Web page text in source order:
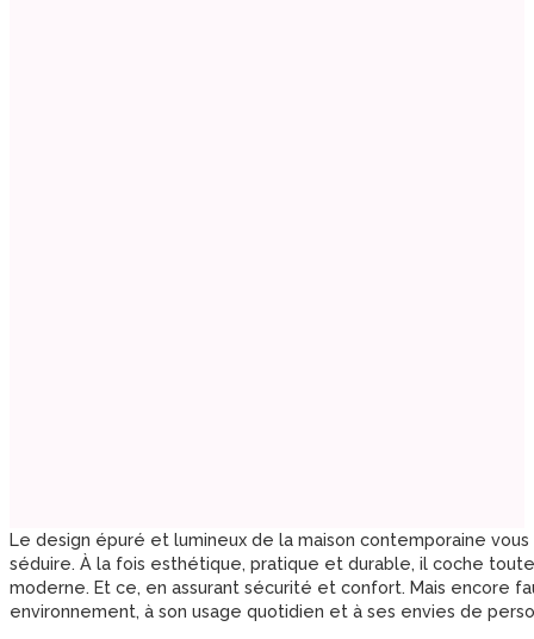
Le design épuré et lumineux de la maison contemporaine
séduire. À la fois esthétique, pratique et durable, il coche
moderne. Et ce, en assurant sécurité et confort. Mais encore
environnement, à son usage quotidien et à ses envies de